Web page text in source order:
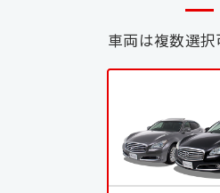
車両は複数選択